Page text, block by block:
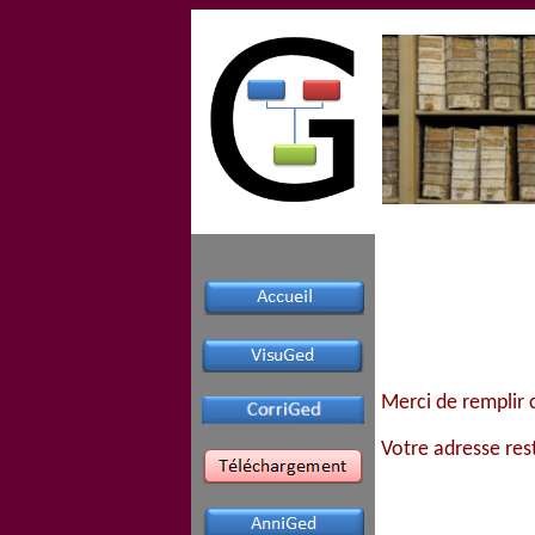
Merci de remplir
Votre adresse